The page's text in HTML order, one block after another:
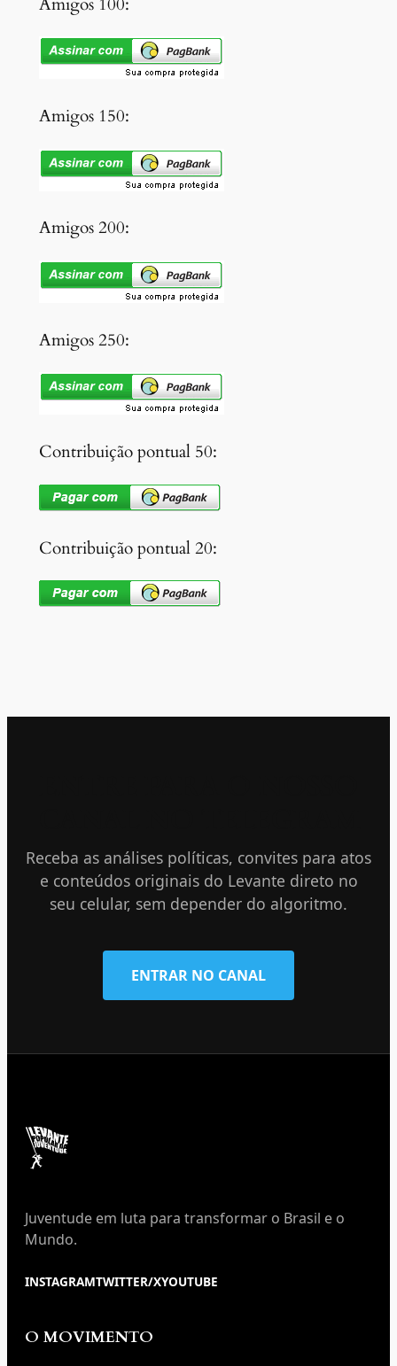
Amigos 100:
Amigos 150:
Amigos 200:
Amigos 250:
Contribuição pontual 50:
Contribuição pontual 20:
Receba as análises políticas, convites para atos
e conteúdos originais do Levante direto no
seu celular, sem depender do algoritmo.
ENTRAR NO CANAL
Juventude em luta para transformar o Brasil e o
Mundo.
INSTAGRAMTWITTER/XYOUTUBE
O MOVIMENTO